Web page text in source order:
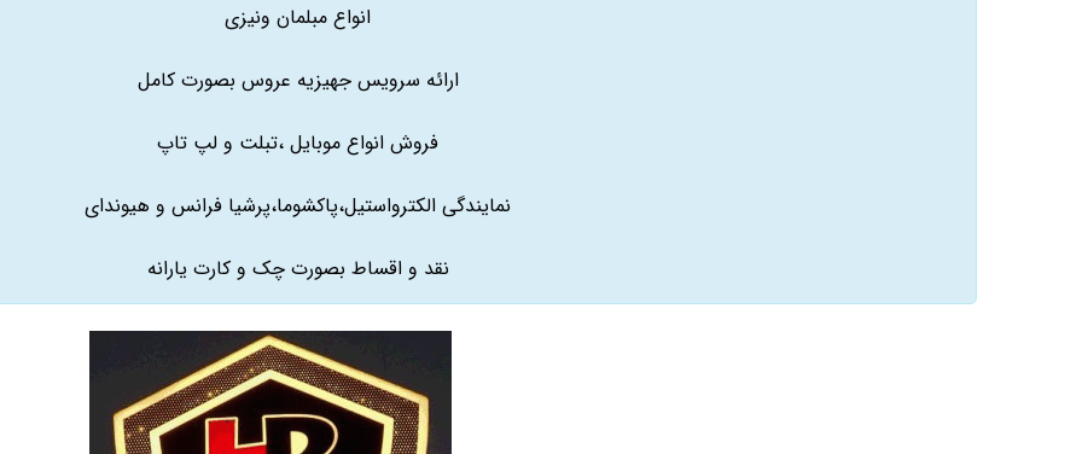
انواع مبلمان ونیزی
ارائه سرویس جهیزیه عروس بصورت کامل
فروش انواع موبایل ،تبلت و لپ تاپ
نمایندگی الکترواستیل،پاکشوما،پرشیا فرانس و هیوندای
نقد و اقساط بصورت چک و کارت یارانه